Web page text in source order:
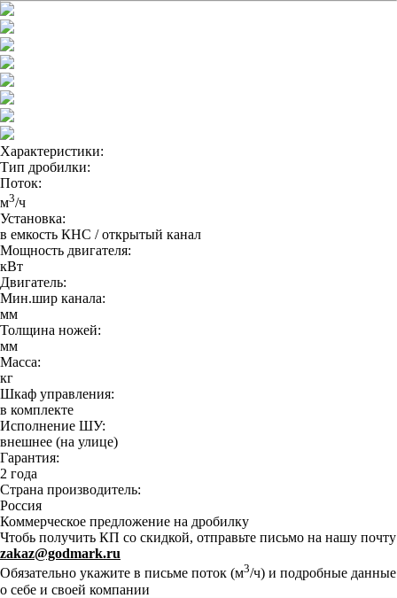
Характеристики:
Тип дробилки:
Поток:
м3/ч
Установка:
в емкость КНС / открытый канал
Мощность двигателя:
кВт
Двигатель:
Мин.шир канала:
мм
Толщина ножей:
мм
Масса:
кг
Шкаф управления:
в комплекте
Исполнение ШУ:
внешнее (на улице)
Гарантия:
2 года
Страна производитель:
Россия
Коммерческое предложение на дробилку
Чтобь получить КП со скидкой, отправьте письмо на нашу почту
zakaz@godmark.ru
Обязательно укажите в письме поток (м3/ч) и подробные данные
о себе и своей компании